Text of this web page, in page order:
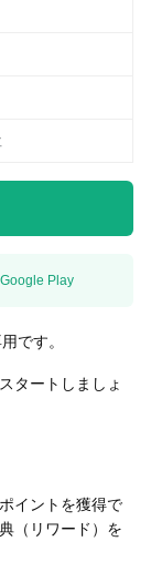
Google Play
です。
タートしましょ
イントを獲得で
（リワード）を